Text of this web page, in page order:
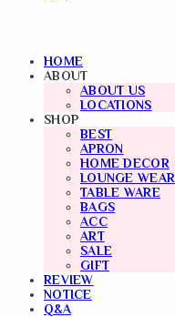
HOME
ABOUT
ABOUT US
LOCATIONS
SHOP
BEST
APRON
HOME DECOR
LOUNGE WEAR
TABLE WARE
BAGS
ACC
ART
SALE
GIFT
REVIEW
NOTICE
Q&A